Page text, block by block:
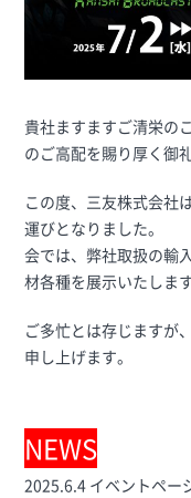
貴社ますますご清栄の
のご高配を賜り厚く御
この度、三友株式会社
運びとなりました。
会では、弊社取扱の輸
材各種を展示いたします
ご多忙とは存じますが
申し上げます。
NEWS
2025.6.4 イベントペー